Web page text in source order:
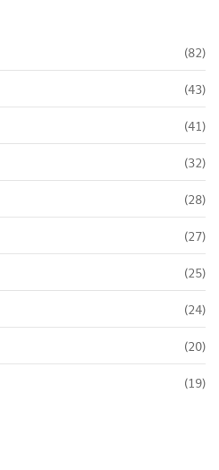
(82)
(43)
(41)
(32)
(28)
(27)
(25)
(24)
(20)
(19)